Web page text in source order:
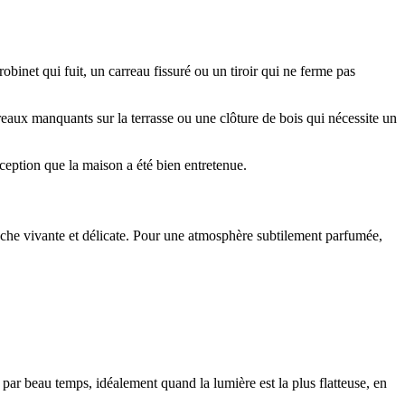
qui fuit, un carreau fissuré ou un tiroir qui ne ferme pas
manquants sur la terrasse ou une clôture de bois qui nécessite un
que la maison a été bien entretenue.
vivante et délicate. Pour une atmosphère subtilement parfumée,
beau temps, idéalement quand la lumière est la plus flatteuse, en